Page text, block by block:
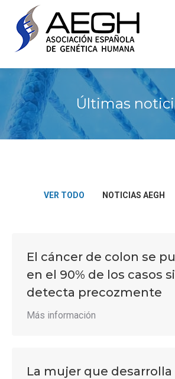
Últimas
VER TODO NOTICIAS AEGH
El cáncer de colon se
en el 90% de los casos
detecta precozmente
Más información
La mujer que desarrolla